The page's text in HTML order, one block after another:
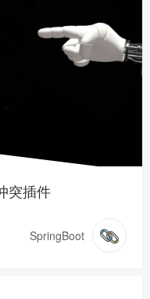
突插件
SpringBoot